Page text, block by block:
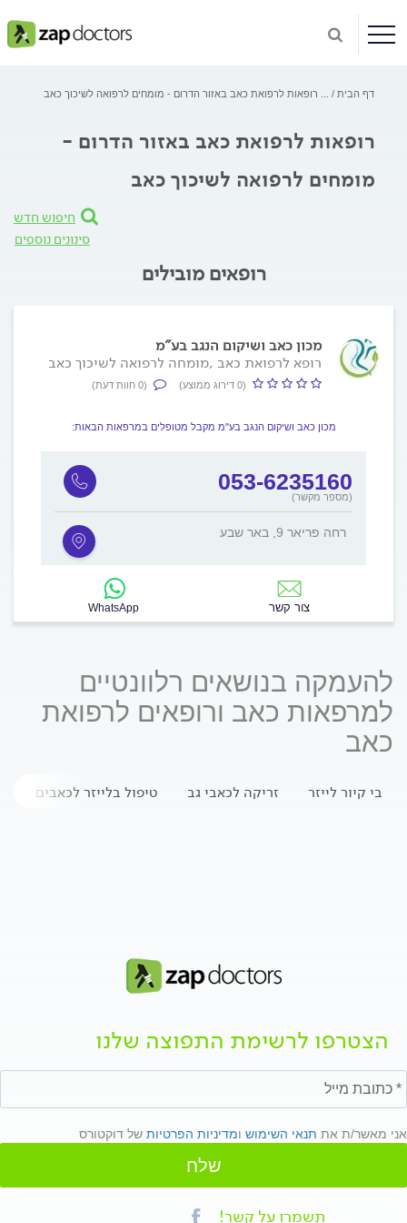
דף הבית רופאות לרפואת כאב באזור הדרום - מומחים לרפואה לשיכוך כאב
רופאות לרפואת כאב באזור הדרום -
מומחים לרפואה לשיכוך כאב
חיפוש חדש
סינונים נוספים
רופאים מובילים
מכון כאב ושיקום הנגב בע"מ
רופא לרפואת כאב ,מומחה לרפואה לשיכוך כאב
(0 דירוג ממוצע) (0 חוות דעת)
מכון כאב ושיקום הנגב בע"מ מקבל מטופלים במרפאות הבאות:
053-6235160
(מספר מקשר)
רחה פריאר 9, באר שבע
צור קשר WhatsApp
להעמקה בנושאים רלוונטיים
למרפאות כאב ורופאים לרפואת
כאב
בי קיור לייזר זריקה לכאבי גב טיפול בלייזר לכאבים
הצטרפו לרשימת התפוצה שלנו
אני מאשר/ת את תנאי השימוש ומדיניות הפרטיות של דוקטורס
שלח
תשמרו על קשר!